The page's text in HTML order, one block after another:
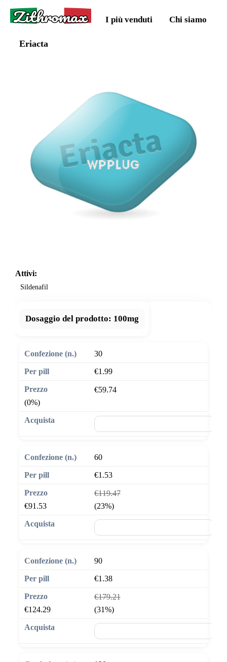
Zithromax I più venduti Chi siamo
Eriacta
Attivi:
Sildenafil
Dosaggio del prodotto: 100mg
30
€1.99
€59.74
(0%)
60
€1.53
€119.47
€91.53
(23%)
90
€1.38
€179.21
€124.29
(31%)